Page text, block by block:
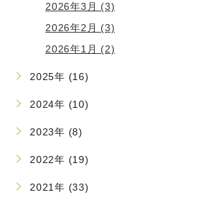
2026年3月 (3)
2026年2月 (3)
2026年1月 (2)
2025年 (16)
2024年 (10)
2023年 (8)
2022年 (19)
2021年 (33)